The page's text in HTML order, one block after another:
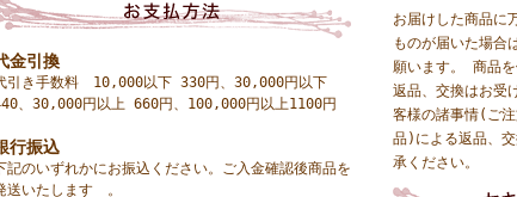
金引換
引き手数料 10,000以下 330円、30,000円以下
、30,000円以上 660円、100,000円以上1100円
行振込
記のいずれかにお振込ください。ご入金確認後商品を
送いたします 。
お届けした商品に
ものが届いた場合
願います。 商品
返品、交換はお受
客様の諸事情(ご
品)による返品、
承ください。